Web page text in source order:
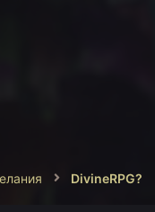
DivineRPG?